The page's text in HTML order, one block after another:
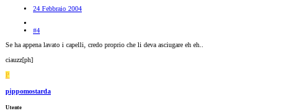
24 Febbraio 2004
#4
Se ha appena lavato i capelli, credo proprio che li deva asciugare eh eh..
ciauzz[ph]
P
pippomostarda
Utente